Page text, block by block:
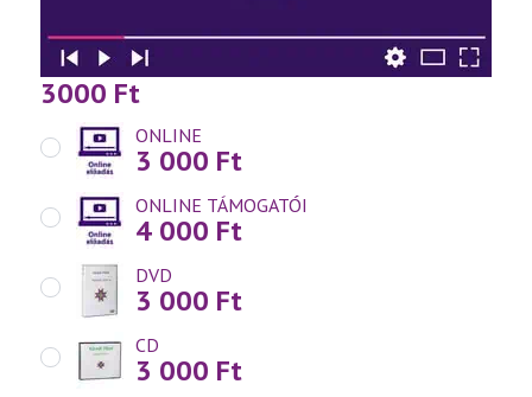
3000 Ft
ONLINE
3 000 Ft
ONLINE TÁMOGATÓI
4 000 Ft
DVD
3 000 Ft
CD
3 000 Ft